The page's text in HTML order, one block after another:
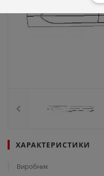
ХАРАКТЕРИСТИКИ
Виробник